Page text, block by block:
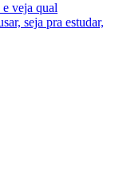
e veja qual
seja pra estudar,